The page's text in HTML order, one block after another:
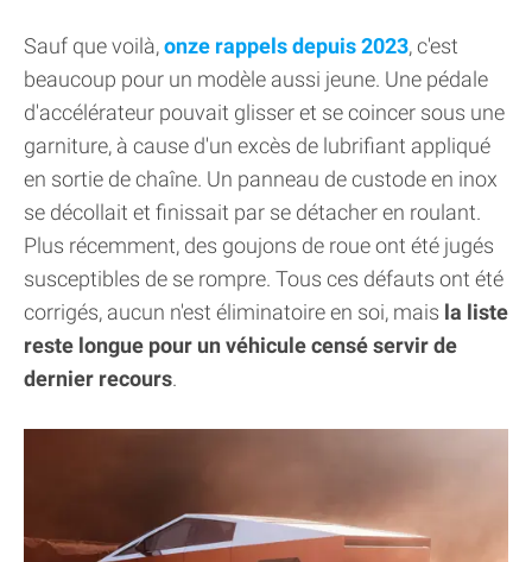
Sauf que voilà,onze rappels depuis 2023, c'est
beaucoup pour un modèle aussi jeune. Une pédale
d'accélérateur pouvait glisser et se coincer sous une
garniture, à cause d'un excès de lubrifiant appliqué
en sortie de chaîne. Un panneau de custode en inox
se décollait et finissait par se détacher en roulant.
Plus récemment, des goujons de roue ont été jugés
susceptibles de se rompre. Tous ces défauts ont été
corrigés, aucun n'est éliminatoire en soi, mais la liste
reste longue pour un véhicule censé servir de
dernier recours.